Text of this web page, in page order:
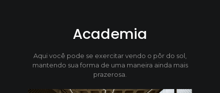
Academia
Aqui você pode se exercitar vendo o pôr do sol,
mantendo sua forma de uma maneira ainda mais
prazerosa.